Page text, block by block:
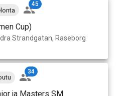
45
Cup)
Strandgatan, Raseborg
34
ja Masters SM